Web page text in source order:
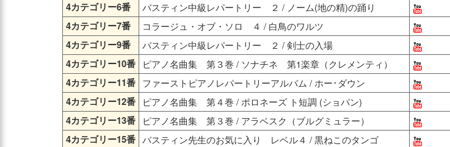
4カテゴリー6番
バスティン中級レパートリー ２ / ノーム(地の精)の踊り
4カテゴリー7番
コラージュ・オブ・ソロ ４ / 白鳥のワルツ
4カテゴリー9番
バスティン中級レパートリー ２ / 剣士の入場
4カテゴリー10番
ピアノ名曲集 第３巻 / ソナチネ 第1楽章（クレメンティ）
4カテゴリー11番 ファーストピアノレパートリーアルバム / ホー･ダウン
4カテゴリー12番
ピアノ名曲集 第４巻 / ポロネーズ ト短調 (ショパン)
4カテゴリー13番
ピアノ名曲集 第３巻 / アラベスク（ブルグミュラー）
4カテゴリー15番 バスティン先生のお気に入り レベル４ / 黒ねこのタンゴ